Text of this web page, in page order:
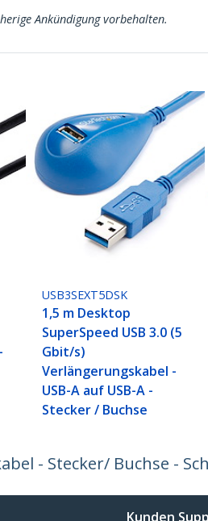
Ankündigung vorbehalten.
USB3SEXT5DSK
1,5 m Desktop
SuperSpeed USB 3.0 (5
Gbit/s)
Verlängerungskabel -
USB-A auf USB-A -
Stecker / Buchse
- Stecker/ Buchse -
Kunden